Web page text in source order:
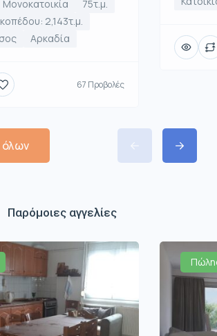
Μονοκατοικία
75τ.μ.
2,143τ.μ.
Αρκαδία
67 Προβολές
όλων
Παρόμοιες αγγελίες